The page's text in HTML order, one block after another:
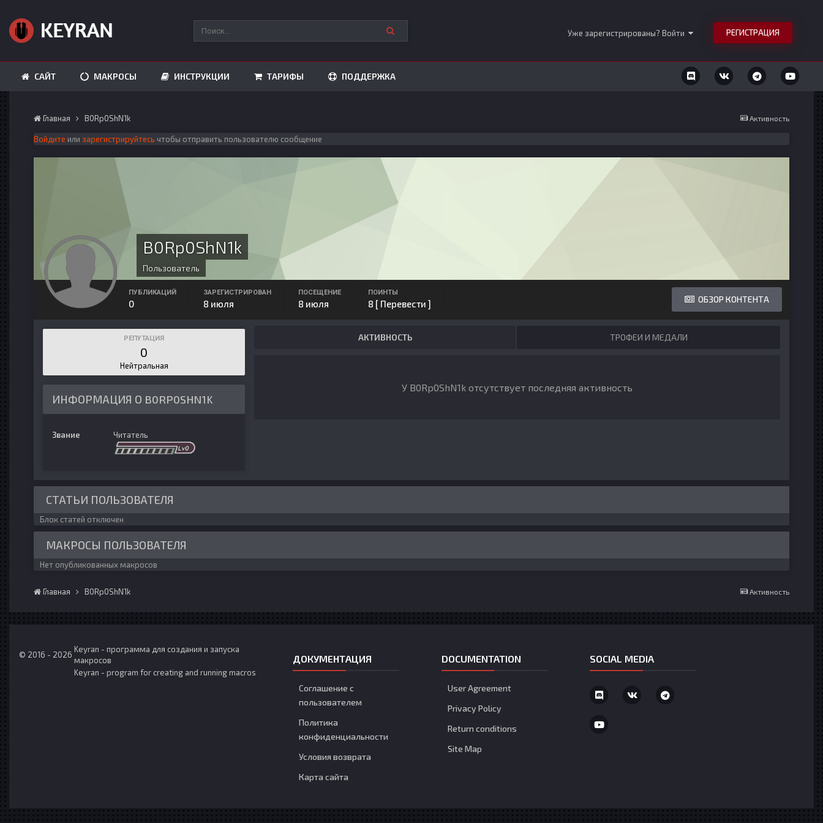
Уже зарегистрированы? Войти РЕГИСТРАЦИЯ
САЙТ МАКРОСЫ ИНСТРУКЦИИ ТАРИФЫ ПОДДЕРЖКА
Активность
Главная B0Rp0ShN1k
Войдите или зарегистрируйтесь чтобы отправить пользователю сообщение
B0Rp0ShN1k
Пользователь
ОБЗОР КОНТЕНТА
ПУБЛИКАЦИЙ
0
ЗАРЕГИСТРИРОВАН
8 июля
ПОСЕЩЕНИЕ
8 июля
ПОИНТЫ
8 [ Перевести ]
РЕПУТАЦИЯ
0
Нейтральная
ИНФОРМАЦИЯ О B0RP0SHN1K
Звание Читатель
АКТИВНОСТЬ ТРОФЕИ И МЕДАЛИ
У B0Rp0ShN1k отсутствует последняя активность
СТАТЬИ ПОЛЬЗОВАТЕЛЯ
Блок статей отключен
МАКРОСЫ ПОЛЬЗОВАТЕЛЯ
Нет опубликованных макросов
Активность
Главная B0Rp0ShN1k
© 2016 - 2026
Keyran - программа для создания и запуска
макросов
Keyran - program for creating and running macros
ДОКУМЕНТАЦИЯ
Соглашение с
пользователем
Политика
конфиденциальности
Условия возврата
Карта сайта
DOCUMENTATION
User Agreement
Privacy Policy
Return conditions
Site Map
SOCIAL MEDIA